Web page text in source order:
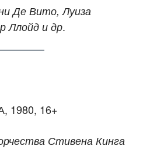
Де Вито, Луиза
Ллойд и др.
1980, 16+
Стивена Кинга